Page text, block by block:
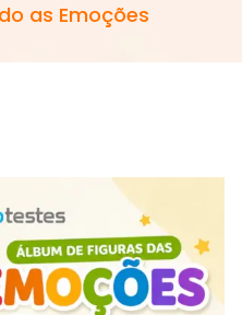
as Emoções